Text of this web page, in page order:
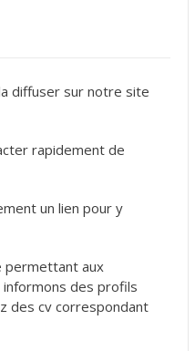
diffuser sur notre site
rapidement de
un lien pour y
permettant aux
informons des profils
des cv correspondant